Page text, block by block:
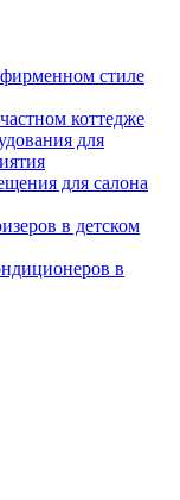
стиле
коттедже
для
для салона
в детском
в